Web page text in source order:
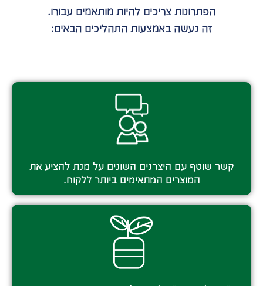
הפתרונות צריכים להיות מותאמים עבורו.
זה נעשה באמצעות התהליכים הבאים:
קשר שוטף עם היצרנים השונים על מנת להציע את
המוצרים המתאימים ביותר ללקוח.